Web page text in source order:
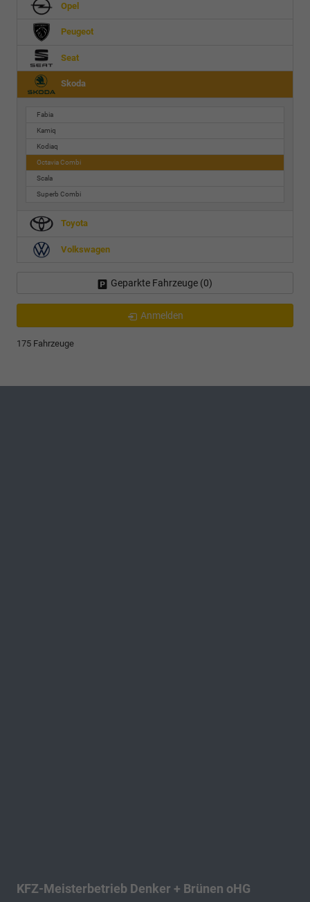
Opel
Peugeot
Seat
Skoda
Fabia
Kamiq
Kodiaq
Octavia Combi
Scala
Superb Combi
Toyota
Volkswagen
Geparkte Fahrzeuge (0)
Anmelden
175 Fahrzeuge
KFZ-Meisterbetrieb Denker + Brünen oHG